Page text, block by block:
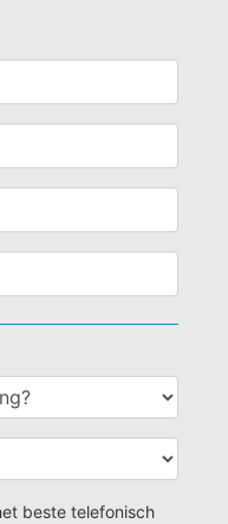
beste telefonisch